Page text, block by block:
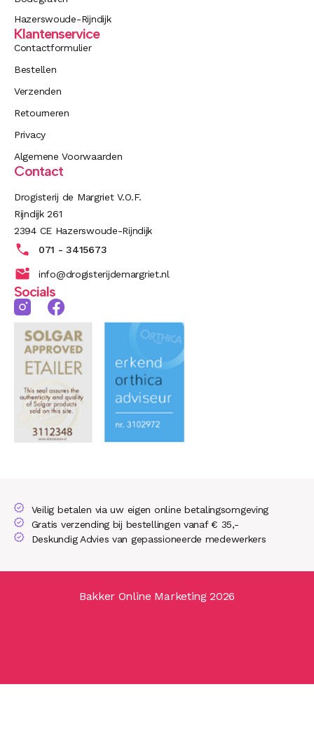
Hazerswoude-Rijndijk
Klantenservice
Contactformulier
Bestellen
Verzenden
Retourneren
Privacy
Algemene Voorwaarden
Contact
Drogisterij de Margriet V.O.F.
Rijndijk 261
2394 CE Hazerswoude-Rijndijk
071 - 3415673
info@drogisterijdemargriet.nl
Socials
Veilig betalen via uw eigen online betalingsomgeving
Gratis verzending bij bestellingen vanaf € 35,-
Deskundig Advies van gepassioneerde medewerkers
Bakker Online Marketing 2026